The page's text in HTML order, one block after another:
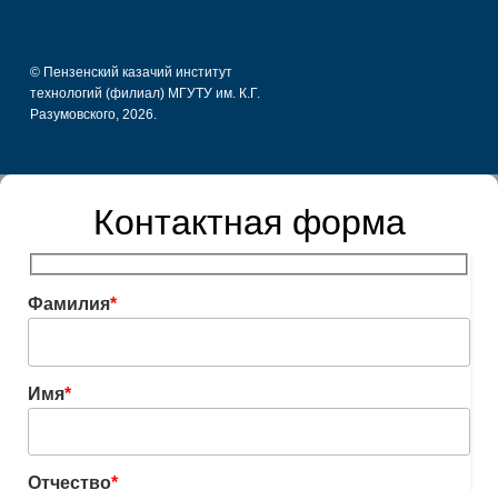
© Пензенский казачий институт
технологий (филиал) МГУТУ им. К.Г.
Разумовского, 2026.
Контактная форма
Фамилия*
Имя*
Отчество*